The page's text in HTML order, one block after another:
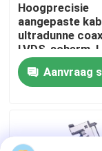
Contacteer
Hoogprecisie
aangepaste
ultradunne
LVDS-scherm,
scherm
Aanvraag